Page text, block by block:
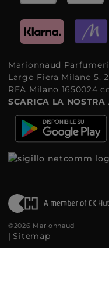
Marionnaud
Largo Fiera Milano 5,
REA Milano 1650024
SCARICA LA NOSTRA
©2026 Marionnaud
| Sitemap